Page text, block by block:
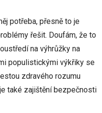
potřeba, přesně to je
řešit. Doufám, že to
na výhrůžky na
populistickými výkřiky se
zdravého rozumu
také zajištění bezpečnosti